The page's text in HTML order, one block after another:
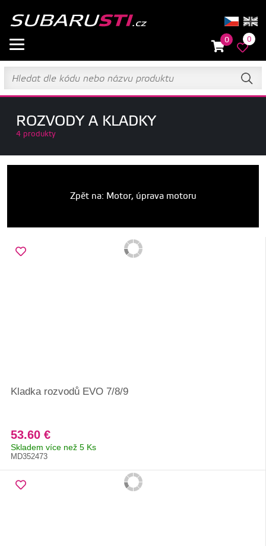
0 0
ROZVODY A KLADKY
4 produkty
Zpět na: Motor, úprava motoru
Kladka rozvodů EVO 7/8/9
53.60 €
Skladem více než 5 Ks
MD352473